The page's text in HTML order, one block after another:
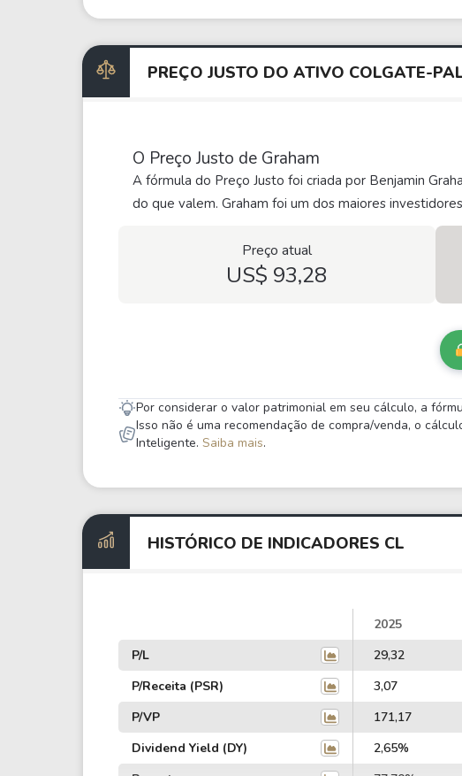
PREÇO JUSTO DO ATIVO COLGATE-
O Preço Justo de Graham
A fórmula do Preço Justo foi criada por Benjamin
do que valem. Graham foi um dos maiores
Preço atual
US$ 93,28
Por considerar o valor patrimonial em seu cálculo, a
Isso não é uma recomendação de compra/venda, o
Inteligente. Saiba mais.
HISTÓRICO DE INDICADORES CL
2025
P/L
29,32
P/Receita (PSR)
3,07
P/VP
171,17
Dividend Yield (DY)
2,65%